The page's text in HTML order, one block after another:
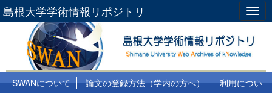
島根大学学術情報リポジトリ
SWANについて 論文の登録方法（学内の方へ）
利用につい